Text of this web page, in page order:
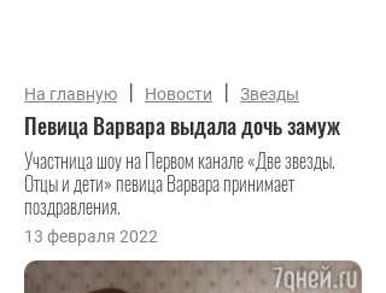
На главную | Новости | Звезды
Певица Варвара выдала дочь замуж
Участница шоу на Первом канале «Две звезды.
Отцы и дети» певица Варвара принимает
поздравления.
13 февраля 2022